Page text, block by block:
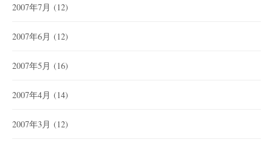
2007年7月 (12)
2007年6月 (12)
2007年5月 (16)
2007年4月 (14)
2007年3月 (12)